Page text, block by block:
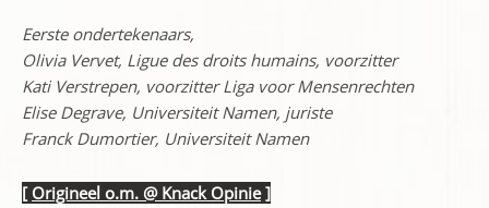
Eerste ondertekenaars,
Olivia Vervet, Ligue des droits humains, voorzitter
Kati Verstrepen, voorzitter Liga voor Mensenrechten
Elise Degrave, Universiteit Namen, juriste
Franck Dumortier, Universiteit Namen
[ Origineel o.m. @ Knack Opinie]